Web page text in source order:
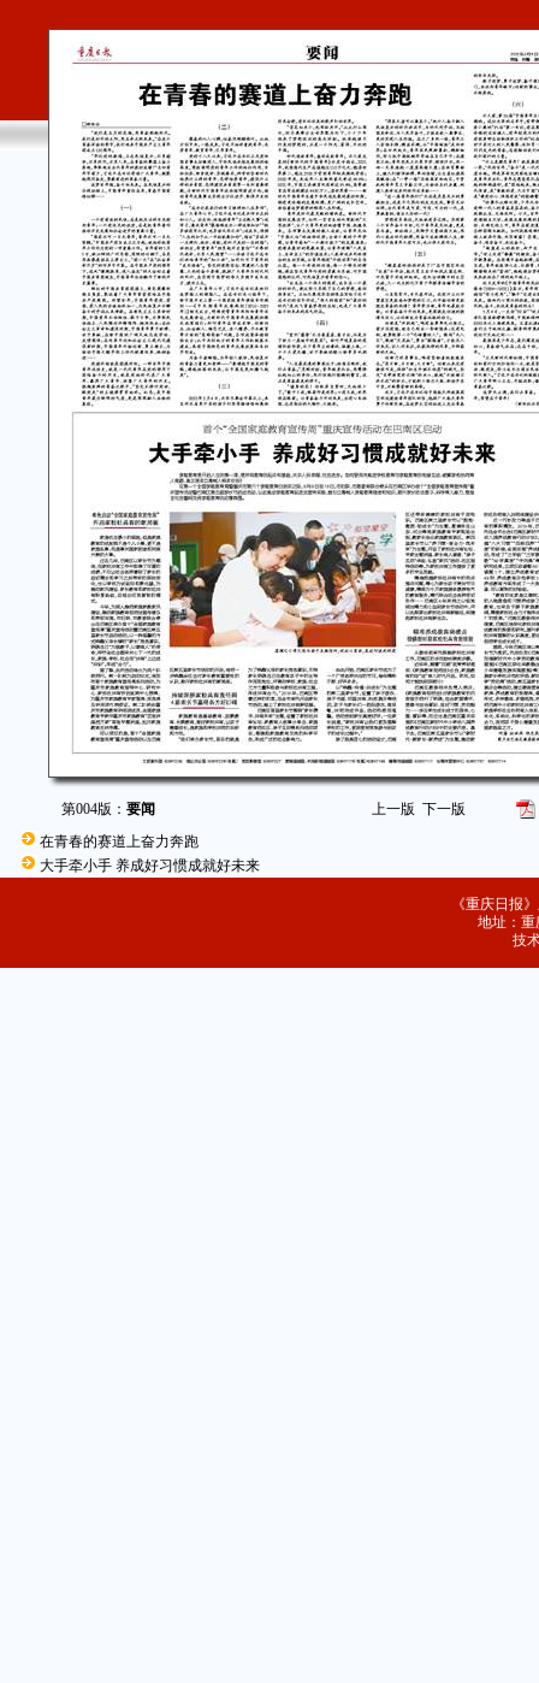
第004版：要闻 上一版 下一版
在青春的赛道上奋力奔跑
大手牵小手 养成好习惯成就好未来
《重庆日报
地址：重
技